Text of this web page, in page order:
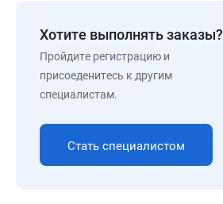
Хотите выполнять заказы?
Пройдите регистрацию и
присоеденитесь к другим
специалистам.
Стать специалистом